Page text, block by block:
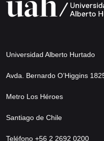
Universidad Alberto Hurtado
Avda. Bernardo O’Higgins
Metro Los Héroes
Santiago de Chile
Teléfono +56 2 2692 0200